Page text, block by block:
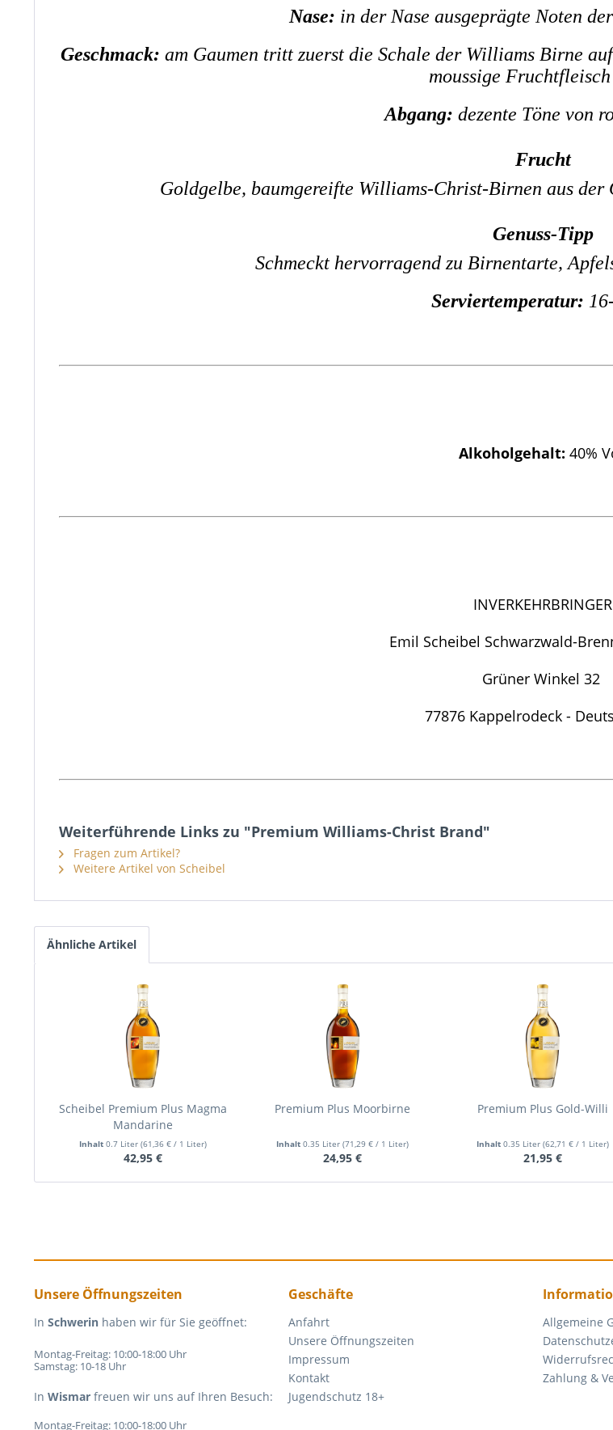
Nase: in der Nase ausgeprägte Noten
Geschmack: am Gaumen tritt zuerst die Schale der Williams Birne
moussige
Abgang: dezente Töne von
Frucht
Goldgelbe, baumgereifte Williams-Christ-Birnen aus der
Genuss-Tipp
Schmeckt hervorragend zu Birnentarte,
Serviertemperatur:
Alkoholgehalt: 40%
INVERKEHRBRINGER
Emil Scheibel Schwarzwald-
Grüner Winkel 32
77876 Kappelrodeck -
Weiterführende Links zu "Premium Williams-Christ Brand"
Fragen zum Artikel?
Weitere Artikel von Scheibel
Ähnliche Artikel
Scheibel Premium Plus Magma
Mandarine
Inhalt 0.7 Liter (61,36 € / 1 Liter)
42,95 €
Premium Plus Moorbirne
Inhalt0.35 Liter(71,29 € / 1 Liter)
24,95 €
Premium Plus Gold-Willi
Inhalt 0.35 Liter (62,71 € / 1 Liter)
21,95 €
Unsere Öffnungszeiten
In Schwerin haben wir für Sie geöffnet:
Montag-Freitag: 10:00-18:00 Uhr
Samstag: 10-18 Uhr
In Wismar freuen wir uns auf Ihren Besuch:
Montag-Freitag: 10:00-18:00 Uhr
Geschäfte
Anfahrt
Unsere Öffnungszeiten
Impressum
Kontakt
Jugendschutz 18+
Allgemeine
Zahlung &